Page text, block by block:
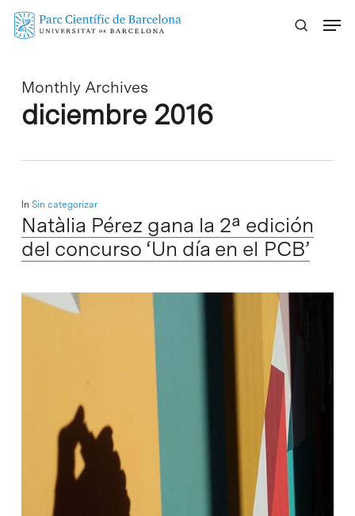
Skip
Monthly Archives
diciembre 2016
In Sin categorizar
Natàlia Pérez gana la 2ª edición
del concurso ‘Un día en el PCB’